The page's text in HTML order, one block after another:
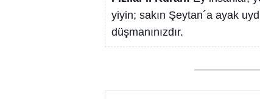
yiyin; sakın Şeytan´a ayak
düşmanınızdır.